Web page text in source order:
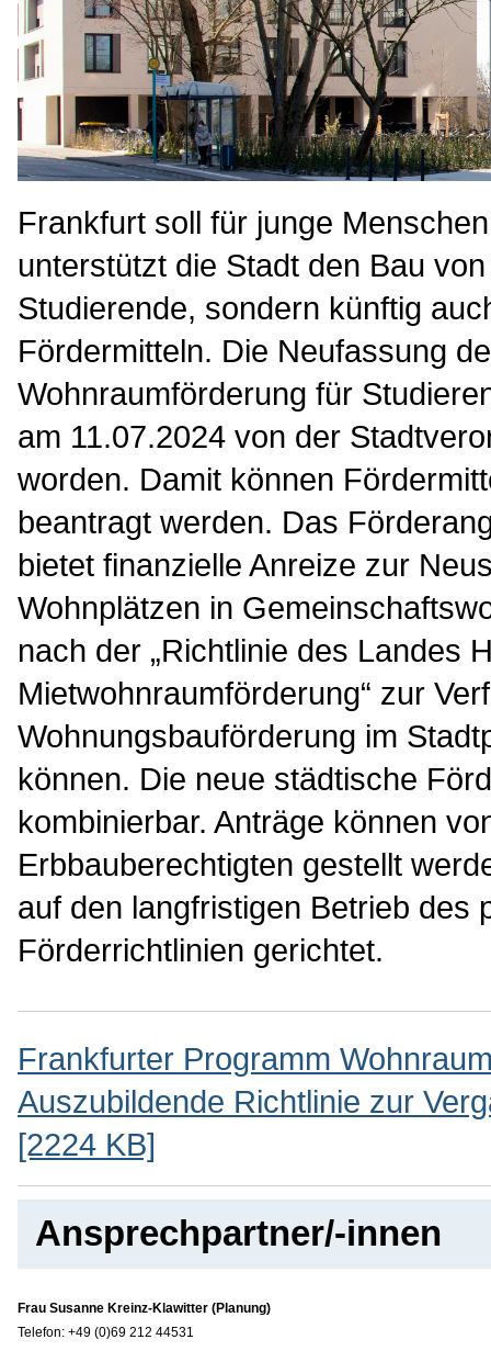
Frankfurt soll für junge
unterstützt die Stadt den Bau
Studierende, sondern künftig
Fördermitteln. Die Neufassung
Wohnraumförderung für
am 11.07.2024 von der
worden. Damit können
beantragt werden. Das
bietet finanzielle Anreize zur
Wohnplätzen in
nach der „Richtlinie des Landes
Mietwohnraumförderung“ zur
Wohnungsbauförderung im
können. Die neue städtische
kombinierbar. Anträge können
Erbbauberechtigten gestellt
auf den langfristigen Betrieb des
Förderrichtlinien gerichtet.
Frankfurter Programm
Auszubildende Richtlinie zur
[2224 KB]
Ansprechpartner/-innen
Frau Susanne Kreinz-Klawitter (Planung)
Telefon: +49 (0)69 212 44531